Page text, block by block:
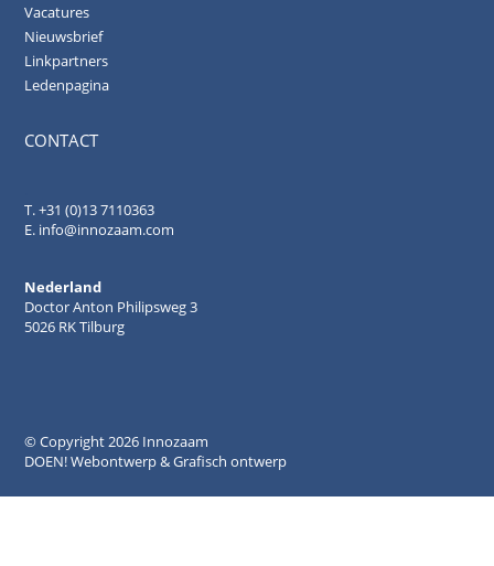
Vacatures
Nieuwsbrief
Linkpartners
Ledenpagina
CONTACT
T. +31 (0)13 7110363
E. info@innozaam.com
Nederland
Doctor Anton Philipsweg 3
5026 RK Tilburg
© Copyright2026 Innozaam
DOEN! Webontwerp & Grafisch ontwerp